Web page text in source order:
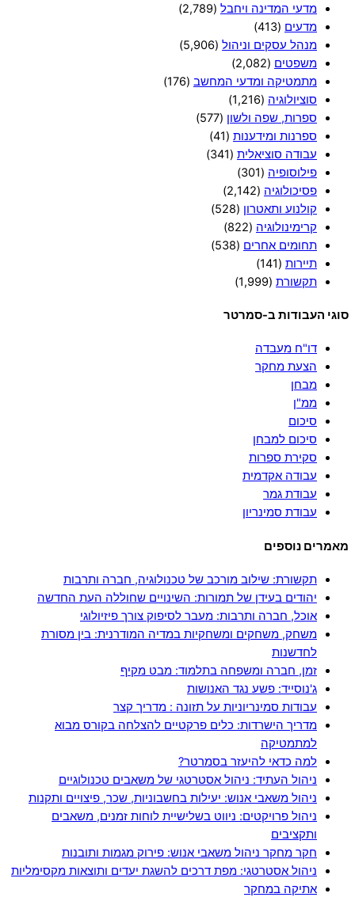
מדעי המדינה ויחבל (2,789)
מדעים (413)
מנהל עסקים וניהול (5,906)
משפטים (2,082)
מתמטיקה ומדעי המחשב (176)
סוציולוגיה (1,216)
ספרות, שפה ולשון (577)
ספרנות ומידענות (41)
עבודה סוציאלית (341)
פילוסופיה (301)
פסיכולוגיה (2,142)
קולנוע ותאטרון (528)
קרימינולוגיה (822)
תחומים אחרים (538)
תיירות (141)
תקשורת (1,999)
סוגי העבודות ב-סמרטר
דו"ח מעבדה
הצעת מחקר
מבחן
ממ"ן
סיכום
סיכום למבחן
סקירת ספרות
עבודה אקדמית
עבודת גמר
עבודת סמינריון
מאמרים נוספים
תקשורת: שילוב מורכב של טכנולוגיה, חברה ותרבות
יהודים בעידן של תמורות: השינויים שחוללה העת החדשה
אוכל, חברה ותרבות: מעבר לסיפוק צורך פיזיולוגי
משחק, משחקים ומשחקיות במדיה המודרנית: בין מסורת
לחדשנות
זמן, חברה ומשפחה בתלמוד: מבט מקיף
ג'נוסייד: פשע נגד האנושות
עבודות סמינריוניות על תזונה : מדריך קצר
מדריך הישרדות: כלים פרקטיים להצלחה בקורס מבוא
למתמטיקה
למה כדאי להיעזר בסמרטר?
ניהול העתיד: ניהול אסטרטגי של משאבים טכנולוגיים
ניהול משאבי אנוש: יעילות בחשבוניות, שכר, פיצויים ותקנות
ניהול פרויקטים: ניווט בשלישיית לוחות זמנים, משאבים
ותקציבים
חקר מחקר ניהול משאבי אנוש: פירוק מגמות ותובנות
ניהול אסטרטגי: מפת דרכים להשגת יעדים ותוצאות מקסימליות
אתיקה במחקר